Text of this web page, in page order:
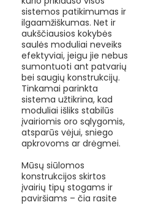
sistemos patikimumas ir
ilgaamžiškumas. Net ir
aukščiausios kokybės
saulės moduliai neveiks
efektyviai, jeigu jie nebus
sumontuoti ant patvarių
bei saugių konstrukcijų.
Tinkamai parinkta
sistema užtikrina, kad
moduliai išliks stabilūs
įvairiomis oro sąlygomis,
atsparūs vėjui, sniego
apkrovoms ar drėgmei.
Mūsų siūlomos
konstrukcijos skirtos
įvairių tipų stogams ir
paviršiams – čia rasite